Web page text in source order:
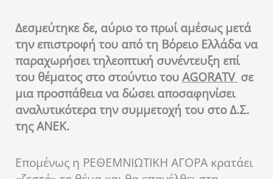
Δεσμεύτηκε δε, αύριο το πρωί αμέσως μετά
την επιστροφή του από τη Βόρειο Ελλάδα να
παραχωρήσει τηλεοπτική συνέντευξη επί
του θέματος στο στούντιο τουAGORATV σε
μια προσπάθεια να δώσει αποσαφηνίσει
αναλυτικότερα την συμμετοχή του στο Δ.Σ.
της ΑΝΕΚ.
Επομένως η ΡΕΘΕΜΝΙΩΤΙΚΗ ΑΓΟΡΑ κρατάει